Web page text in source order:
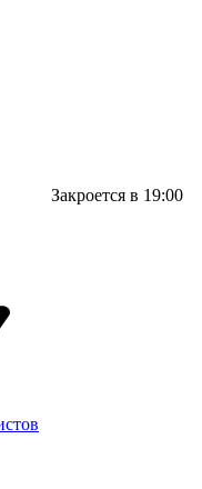
Закроется в 19:00